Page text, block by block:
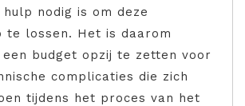
nodig is om deze
te lossen. Het is daarom
een budget opzij te zetten voor
complicaties die zich
tijdens het proces van het